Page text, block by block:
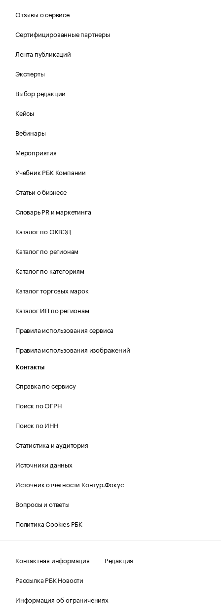
Отзывы о сервисе
Сертифицированные партнеры
Лента публикаций
Эксперты
Выбор редакции
Кейсы
Вебинары
Мероприятия
Учебник РБК Компании
Статьи о бизнесе
Словарь PR и маркетинга
Каталог по ОКВЭД
Каталог по регионам
Каталог по категориям
Каталог торговых марок
Каталог ИП по регионам
Правила использования сервиса
Правила использования изображений
Контакты
Справка по сервису
Поиск по ОГРН
Поиск по ИНН
Статистика и аудитория
Источники данных
Источник отчетности Контур.Фокус
Вопросы и ответы
Политика Cookies РБК
Контактная информация
Редакция
Рассылка РБК Новости
Информация об ограничениях